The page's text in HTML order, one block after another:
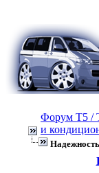
Форум Т5 /
и